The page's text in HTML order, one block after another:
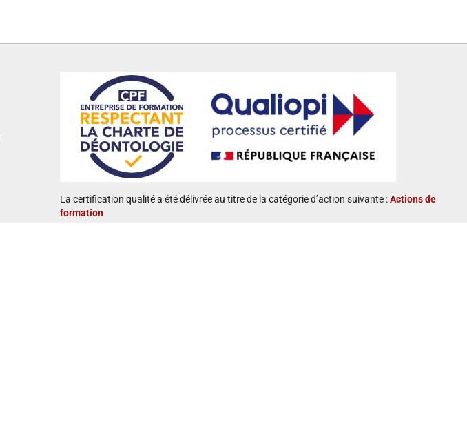
La certification qualité a été délivrée au titre de la catégorie d’action suivante :Actions de
formation